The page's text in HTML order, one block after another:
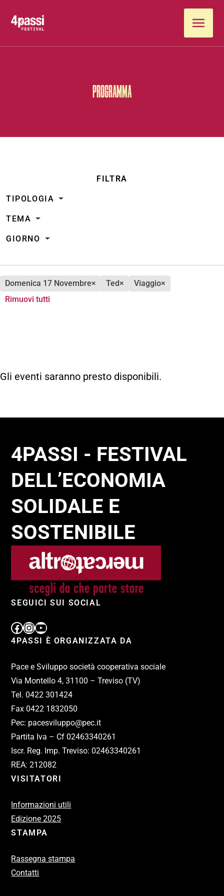
PROGRAMMA
FILTRA
TIPOLOGIA
TEMA
GIORNO
domenica 17 Novembre× ted× viaggio×
Rimuovi tutti
Gli eventi saranno presto disponibili.
4PASSI - FESTIVAL
DELL’ECONOMIA
SOLIDALE E
SOSTENIBILE
SEGUICI SUI SOCIAL
4PASSI È ORGANIZZATA DA
Pace e Sviluppo società cooperativa sociale
Via Montello 4, 31100 – Treviso (TV)
Tel. 0422 301424
Fax 0422 1832050
Pec: pacesviluppo@pec.it
Partita Iva – Cf 02463340261
Iscr. Reg. Imp. Treviso: 02463340261
REA: 212082
VISITATORI
Informazioni utili
Edizione 2025
STAMPA
Rassegna stampa
Contatti